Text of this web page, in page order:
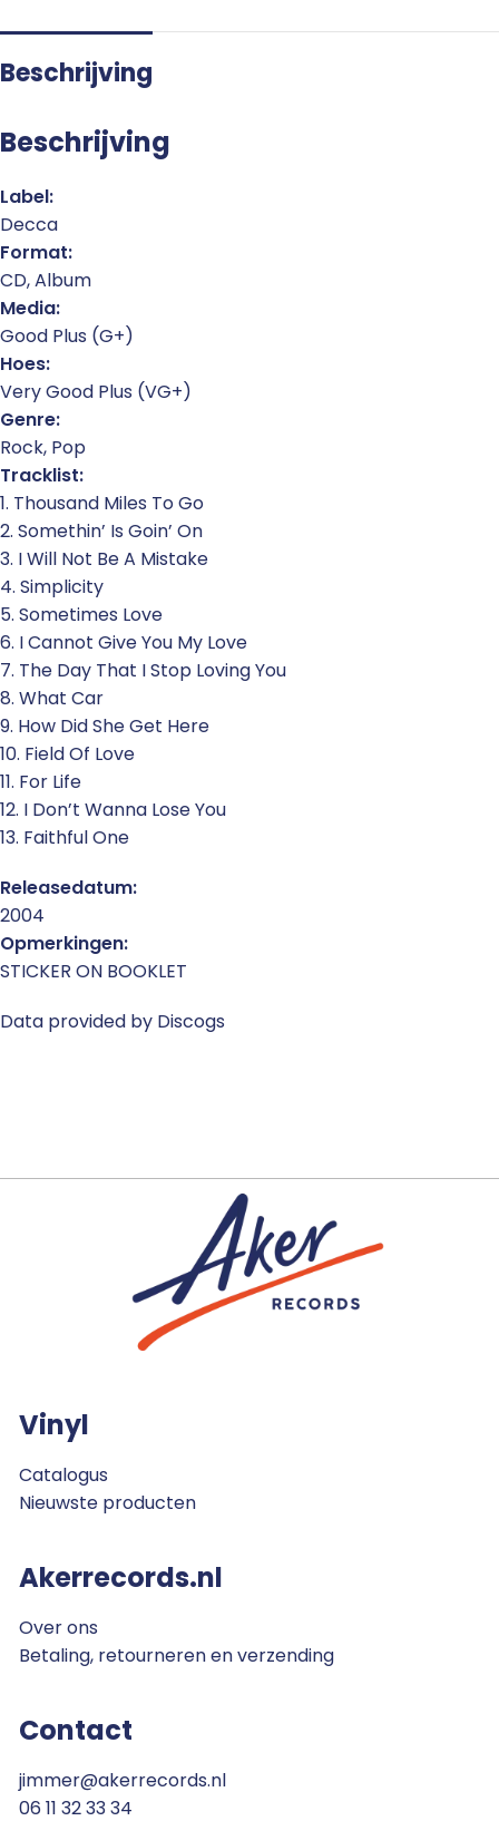
Beschrijving
Beschrijving
Label:
Decca
Format:
CD, Album
Media:
Good Plus (G+)
Hoes:
Very Good Plus (VG+)
Genre:
Rock, Pop
Tracklist:
1. Thousand Miles To Go
2. Somethin’ Is Goin’ On
3. I Will Not Be A Mistake
4. Simplicity
5. Sometimes Love
6. I Cannot Give You My Love
7. The Day That I Stop Loving You
8. What Car
9. How Did She Get Here
10. Field Of Love
11. For Life
12. I Don’t Wanna Lose You
13. Faithful One
Releasedatum:
2004
Opmerkingen:
STICKER ON BOOKLET
Data provided by Discogs
Vinyl
Catalogus
Nieuwste producten
Akerrecords.nl
Over ons
Betaling, retourneren en verzending
Contact
jimmer@akerrecords.nl
06 11 32 33 34